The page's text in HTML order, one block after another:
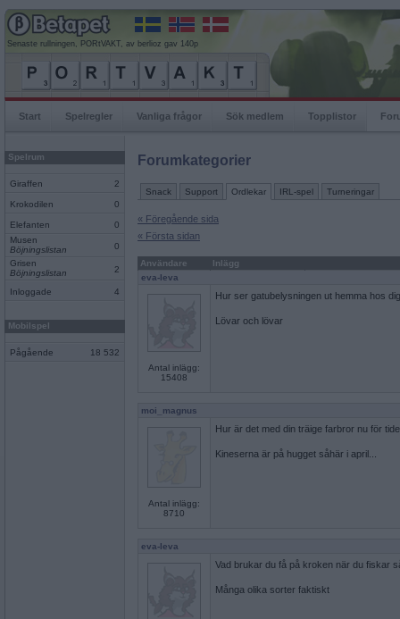
Senaste rullningen, PORtVAKT, av berlioz gav 140p
Start Spelregler Vanliga frågor Sök medlem Topplistor
Spelrum
Giraffen 2
Krokodilen 0
Elefanten
0
Musen
Böjningslistan
0
Grisen
Böjningslistan
2
Inloggade 4
Mobilspel
Pågående 18 532
Forumkategorier
Snack Support Ordlekar IRL-spel Turneringar
« Föregående sida
« Första sidan
Användare
Inlägg
eva-leva
Antal inlägg:
15408
Hur ser gatubelysningen ut hemma hos
Lövar och lövar
moi_magnus
Antal inlägg:
8710
Hur är det med din träige farbror nu för
Kineserna är på hugget såhär i april...
eva-leva
Vad brukar du få på kroken när du fiskar
Många olika sorter faktiskt